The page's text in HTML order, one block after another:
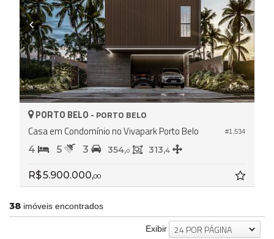
#1.534
PORTO BELO - PORTO BELO
Casa em Condomínio no Vivapark Porto Belo
4 5 3 354,0 313,4
R$ 5.900.000,00
38 imóveis encontrados
Exibir 24 POR PÁGINA